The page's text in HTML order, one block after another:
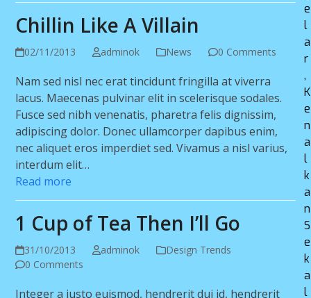
Chillin Like A Villain
02/11/2013 adminok News 0 Comments
Nam sed nisl nec erat tincidunt fringilla at viverra
lacus. Maecenas pulvinar elit in scelerisque sodales.
Fusce sed nibh venenatis, pharetra felis dignissim,
adipiscing dolor. Donec ullamcorper dapibus enim,
nec aliquet eros imperdiet sed. Vivamus a nisl varius,
interdum elit…
Read more
1 Cup of Tea Then I’ll Go
31/10/2013 adminok
Design Trends
0 Comments
Integer a justo euismod, hendrerit dui id, hendrerit
e
l
a
r
,
K
e
n
a
l
k
a
n
S
e
k
a
l